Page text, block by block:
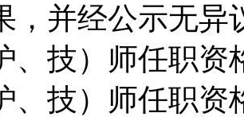
，并经公示无异
、技）师任职
、技）师任职资